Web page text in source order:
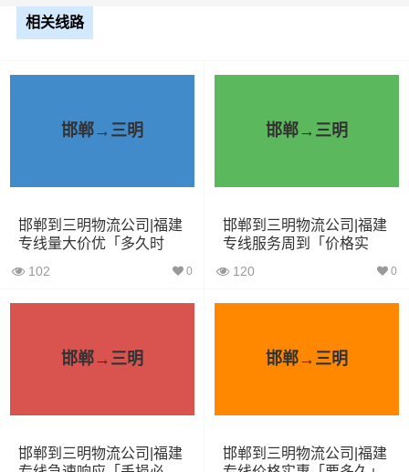
（
吨 ）
小面包
包车
6立方 1.2吨 2.4×1.6×1.9
依维柯 1.5吨
车
中型货
相关线路
邯郸→三明
邯郸到三明物流公司|福建
专线量大价优「多久时
102 0
邯郸→三明
邯郸到三明物流公司|福建
专线服务周到「价格实
120 0
邯郸→三明
邯郸到三明物流公司|福建
邯郸→三明
邯郸到三明物流公司|福建